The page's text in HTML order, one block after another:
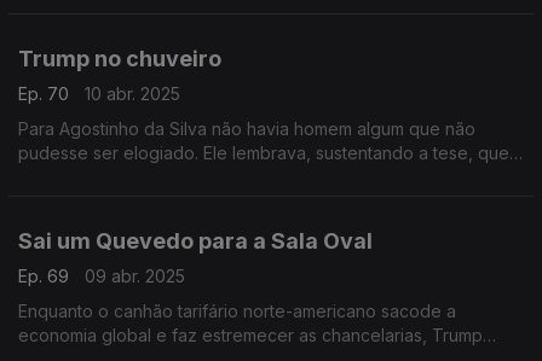
Trump no chuveiro
Ep. 70
10 abr. 2025
Para Agostinho da Silva não havia homem algum que não
pudesse ser elogiado. Ele lembrava, sustentando a tese, que
Sai um Quevedo para a Sala Oval
Ep. 69
09 abr. 2025
Enquanto o canhão tarifário norte-americano sacode a
economia global e faz estremecer as chancelarias, Trump